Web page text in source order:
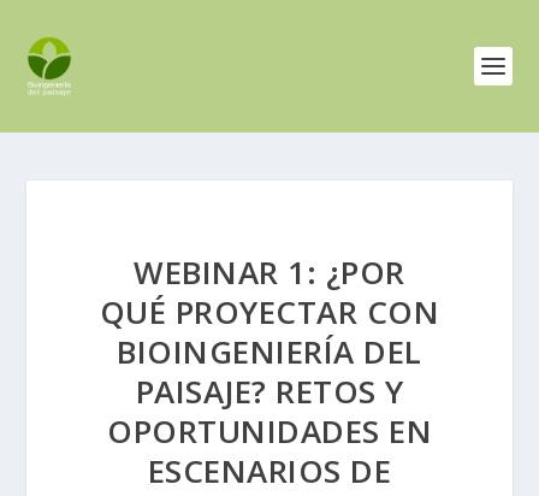
WEBINAR 1: ¿POR
QUÉ PROYECTAR CON
BIOINGENIERÍA DEL
PAISAJE? RETOS Y
OPORTUNIDADES EN
ESCENARIOS DE